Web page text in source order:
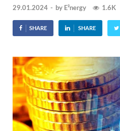
29.01.2024 - by E²nergy 1.6K
SHARE SHARE